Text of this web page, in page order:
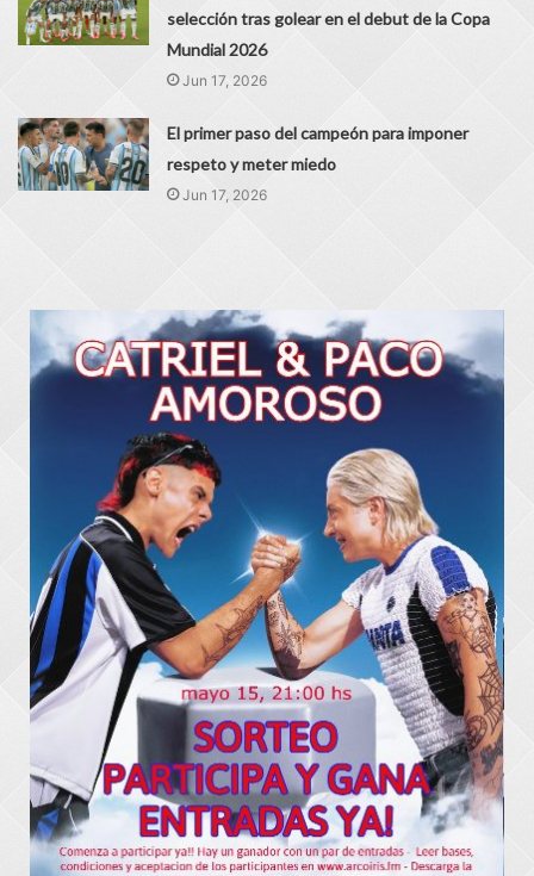
selección tras golear en el debut de la Copa
Mundial 2026
Jun 17, 2026
El primer paso del campeón para imponer
respeto y meter miedo
Jun 17, 2026